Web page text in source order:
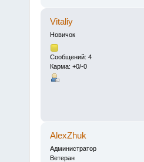
Vitaliy
Новичок
Сообщений: 4
Карма: +0/-0
AlexZhuk
Администратор
Ветеран